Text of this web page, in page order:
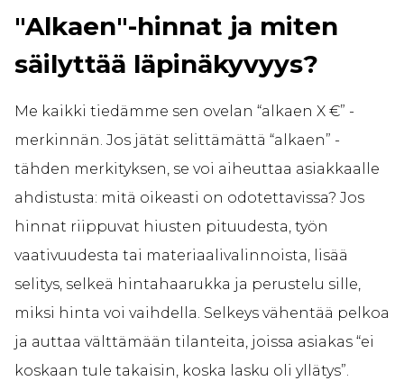
"Alkaen"-hinnat ja miten
säilyttää läpinäkyvyys?
Me kaikki tiedämme sen ovelan “alkaen X €” -
merkinnän. Jos jätät selittämättä “alkaen” -
tähden merkityksen, se voi aiheuttaa asiakkaalle
ahdistusta: mitä oikeasti on odotettavissa? Jos
hinnat riippuvat hiusten pituudesta, työn
vaativuudesta tai materiaalivalinnoista, lisää
selitys, selkeä hintahaarukka ja perustelu sille,
miksi hinta voi vaihdella. Selkeys vähentää pelkoa
ja auttaa välttämään tilanteita, joissa asiakas “ei
koskaan tule takaisin, koska lasku oli yllätys”.